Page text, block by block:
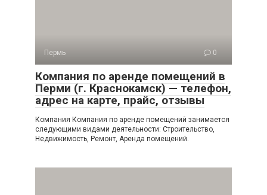
Пермь 0
Компания по аренде помещений в
Перми (г. Краснокамск) — телефон,
адрес на карте, прайс, отзывы
Компания Компания по аренде помещений занимается
следующими видами деятельности: Строительство,
Недвижимость, Ремонт, Аренда помещений.